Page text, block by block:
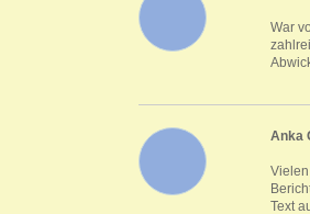
War
Anka
Vielen
Text